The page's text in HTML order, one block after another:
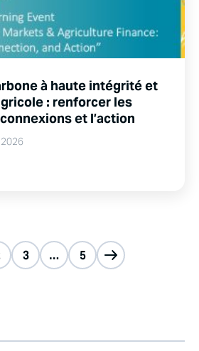
à haute intégrité et
: renforcer les
et l’action
3 … 5